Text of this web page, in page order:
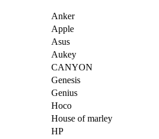
Anker
Apple
Asus
Aukey
CANYON
Genesis
Genius
Hoco
House of marley
HP